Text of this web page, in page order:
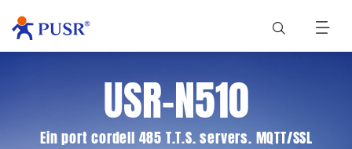
USR-N510
Ein port cordell 485 T.T.S. servers. MQTT/SSL